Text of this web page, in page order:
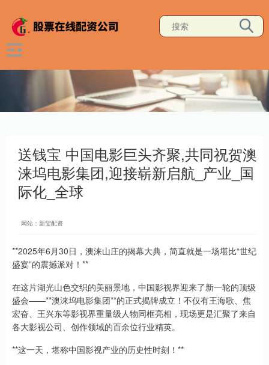
送钱宝 中国电影巨头齐聚,共同祝贺澳
涞坞电影集团,迎接崭新启航_产业_国
际化_全球
网站：新玺配资
**2025年6月30日，澳涞山庄的揭幕大典，简直就是一场堪比“世纪
盛宴”的震撼派对！**
在这片湖光山色交织的美丽景地，中国影视界迎来了新一轮的顶级
盛会——**澳涞坞电影集团**的正式揭牌成立！不仅有王海歌、焦
宏奋、王兴东等影视界重量级人物同框亮相，现场更是汇聚了来自
各大影视公司、创作领域的百余位行业精英。
**这一天，堪称中国影视产业的历史性时刻！**